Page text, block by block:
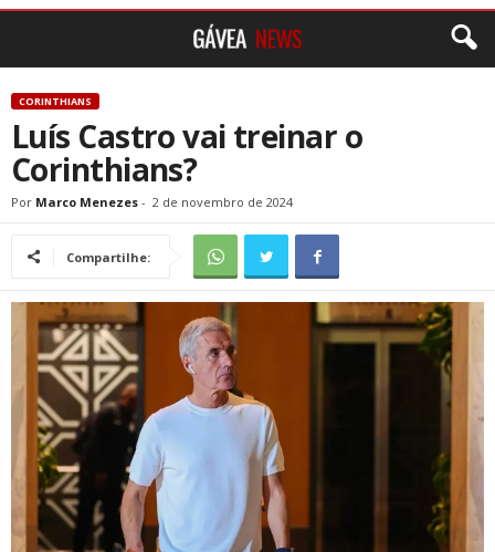
CORINTHIANS
Luís Castro vai treinar o
Corinthians?
Por Marco Menezes - 2 de novembro de 2024
Compartilhe: